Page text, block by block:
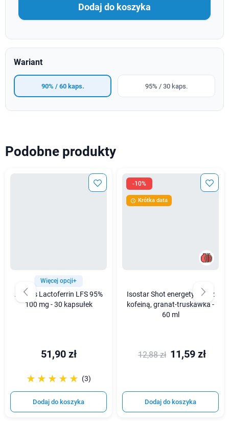
Dodaj do koszyka
Wariant
90% / 60 kaps. 95% / 30 kaps.
Podobne produkty
Więcej opcji+
Aliness Lactoferrin LFS 95%
100 mg - 30 kapsułek
51,90 zł
☆☆☆☆☆
★★★★★ (3)
Dodaj do koszyka
-10%
 Krótka data
Isostar Shot energetyczny z
kofeiną, granat-truskawka -
60 ml
12,88 zł 11,59 zł
Dodaj do koszyka